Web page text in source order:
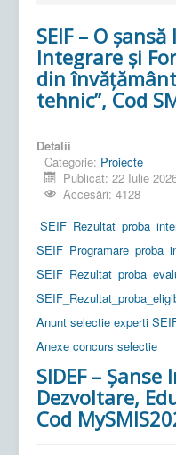
SEIF – O
Integrare și
din
tehnic”, Cod
Detalii
Categorie: Proiecte
Publicat: 22 Iulie
Accesări: 4128
Anunt selectie experti
Anexe concurs selectie
SIDEF –
Dezvoltare,
Cod